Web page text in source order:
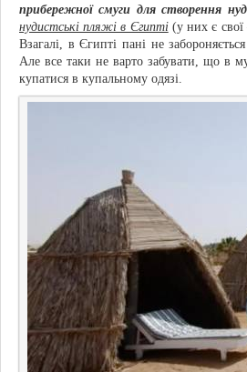
прибережної смуги для створення
нудистські пляжі в Єгипті(у них є
Взагалі, в Єгипті пані не
Але все таки не варто забувати, що в
купатися в купальному одязі.